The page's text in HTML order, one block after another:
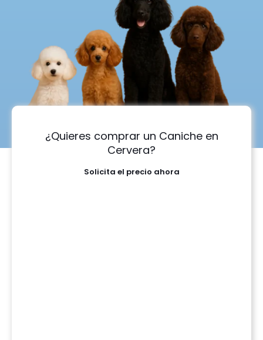
¿Quieres comprar un Caniche en
Cervera?
Solicita el precio ahora